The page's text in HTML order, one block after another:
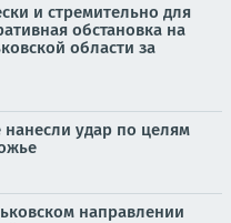
и стремительно для
обстановка на
области за
удар по целям
направлении